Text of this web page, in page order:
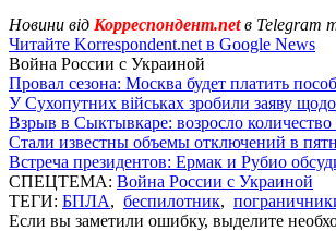
Новини від Корреспондент.netв Telegram
Читайте Korrespondent.net в Google News
Война России с Украиной
Провал сезона: Москва будет платить
У Сухопутних військах зробили заяву щодо
Взрыв в Сыктывкаре: возросло
Стали известны объемы отключений в
Встреча президентов: Ермак и Рубио
СПЕЦТЕМА: Война России с Украиной
ТЕГИ: БПЛА, беспилотник,
Если вы заметили ошибку, выделите